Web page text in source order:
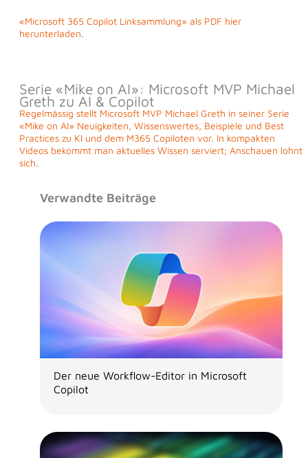
«Microsoft 365 Copilot Linksammlung» als PDF hier
herunterladen.
Serie «Mike on AI»: Microsoft MVP Michael
Greth zu AI & Copilot
Regelmässig stellt Microsoft MVP Michael Greth in seiner Serie
«Mike on AI» Neuigkeiten, Wissenswertes, Beispiele und Best
Practices zu KI und dem M365 Copiloten vor. In kompakten
Videos bekommt man aktuelles Wissen serviert; Anschauen lohnt
sich.
Verwandte Beiträge
Der neue Workflow-Editor in Microsoft
Copilot